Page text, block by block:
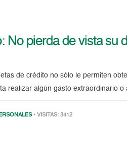
No pierda de vista su
de crédito no sólo le permiten
realizar algún gasto extraordinario o
• VISITAS: 3412